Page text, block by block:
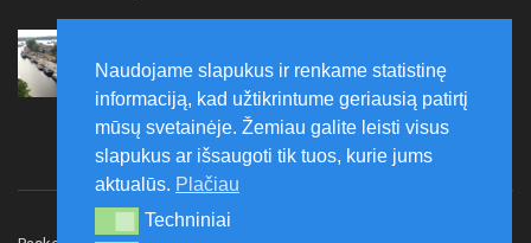
Klaipėdoje juda į priekį
2026-08-06
Naudojame slapukus ir renkame statistinę
informaciją, kad užtikrintume geriausią patirtį
mūsų svetainėje. Žemiau galite leisti visus
slapukus ar išsaugoti tik tuos, kurie jums
aktualūs. Plačiau
Techniniai
Techniniai